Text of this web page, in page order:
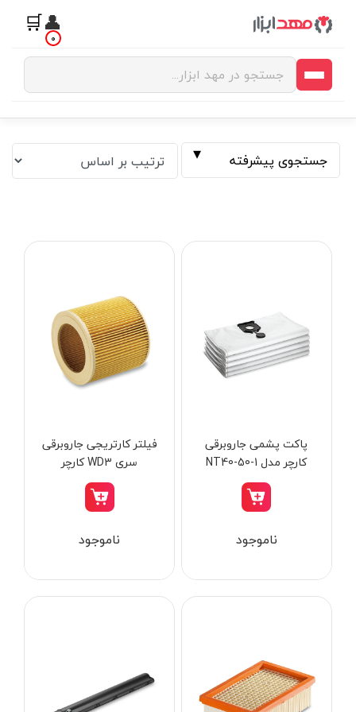
👤
🛒 0
جستجوی پیشرفته
تومان تومان
ابزار جوش و برش
ابزار اندازه گیری دقیق و لیزری
ابزار نجاری
ابزار بادی
پاکت پشمی جاروبرقی
کارچر مدل NT40-50-1
ناموجود
فیلتر کارتریجی جاروبرقی
سری WD3 کارچر
ناموجود